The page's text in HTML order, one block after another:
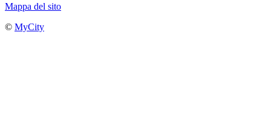
Mappa del sito
© MyCity